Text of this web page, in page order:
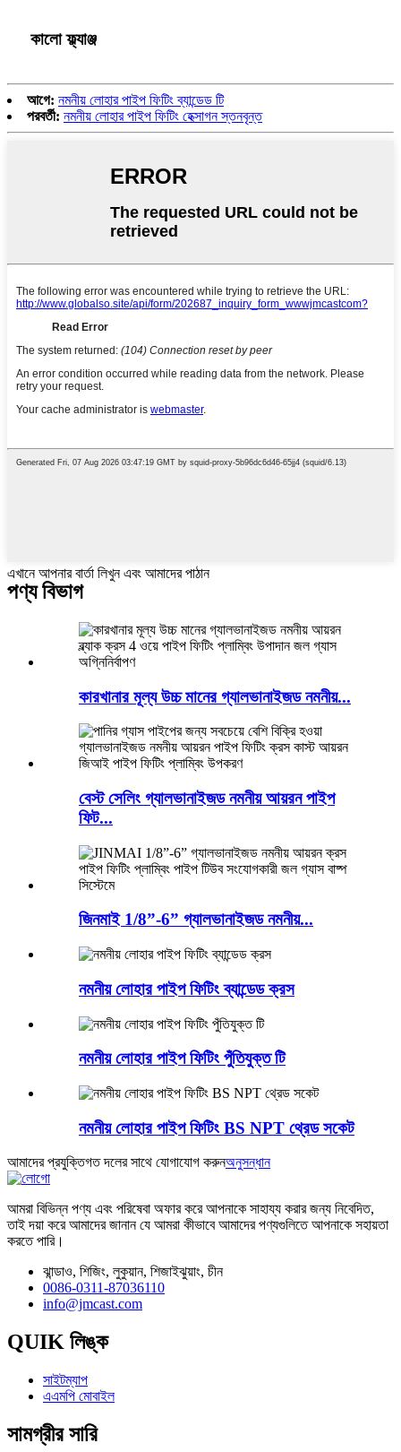
কালো ফ্ল্যাঞ্জ
আগে: নমনীয় লোহার পাইপ ফিটিং ব্যান্ডেড টি
পরবর্তী: নমনীয় লোহার পাইপ ফিটিং হেক্সাগন স্তনবৃন্ত
এখানে আপনার বার্তা লিখুন এবং আমাদের পাঠান
পণ্য বিভাগ
কারখানার মূল্য উচ্চ মানের গ্যালভানাইজড নমনীয়...
বেস্ট সেলিং গ্যালভানাইজড নমনীয় আয়রন পাইপ
ফিট...
জিনমাই 1/8”-6” গ্যালভানাইজড নমনীয়...
নমনীয় লোহার পাইপ ফিটিং ব্যান্ডেড ক্রস
নমনীয় লোহার পাইপ ফিটিং পুঁতিযুক্ত টি
নমনীয় লোহার পাইপ ফিটিং BS NPT থ্রেড সকেট
আমাদের প্রযুক্তিগত দলের সাথে যোগাযোগ করুনঅনুসন্ধান
আমরা বিভিন্ন পণ্য এবং পরিষেবা অফার করে আপনাকে সাহায্য করার জন্য নিবেদিত,
তাই দয়া করে আমাদের জানান যে আমরা কীভাবে আমাদের পণ্যগুলিতে আপনাকে সহায়তা
করতে পারি।
ঝান্ডাও, শিজিং, লুকুয়ান, শিজাইঝুয়াং, চীন
0086-0311-87036110
info@jmcast.com
QUIK লিঙ্ক
সাইটম্যাপ
এএমপি মোবাইল
সামগ্রীর সারি